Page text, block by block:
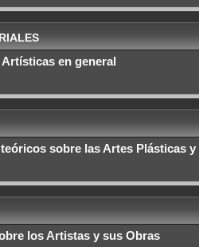
en general
teóricos sobre las Artes Plásticas
los Artistas y sus Obras